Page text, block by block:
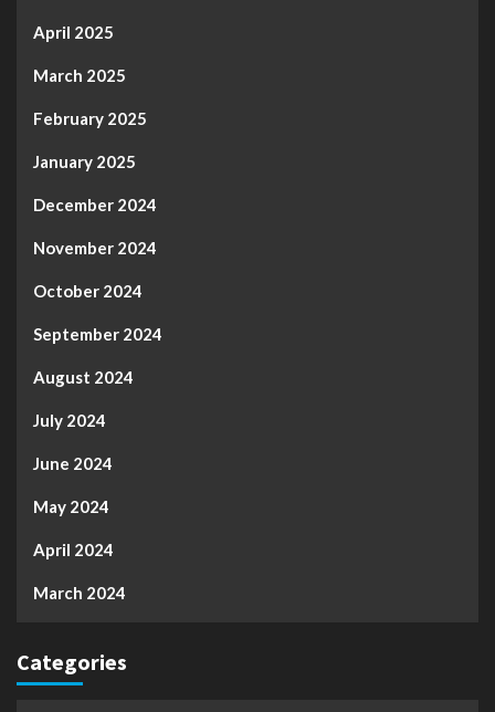
April 2025
March 2025
February 2025
January 2025
December 2024
November 2024
October 2024
September 2024
August 2024
July 2024
June 2024
May 2024
April 2024
March 2024
Categories